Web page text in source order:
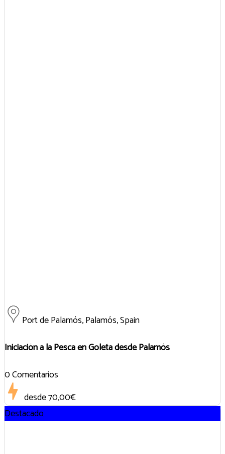
Port de Palamós, Palamós, Spain
Iniciación a la Pesca en Goleta desde Palamós
0 Comentarios
desde70,00€
Destacado